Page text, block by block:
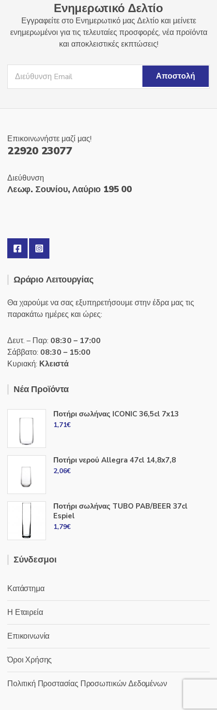
Ενημερωτικό Δελτίο
Εγγραφείτε στο Ενημερωτικό μας Δελτίο και μείνετε
ενημερωμένοι για τις τελευταίες προσφορές, νέα προϊόντα
και αποκλειστικές εκπτώσεις!
Επικοινωνήστε μαζί μας!
22920 23077
Διεύθυνση
Λεωφ. Σουνίου, Λαύριο 195 00
Ωράριο Λειτουργίας
Θα χαρούμε να σας εξυπηρετήσουμε στην έδρα μας τις
παρακάτω ημέρες και ώρες:
Δευτ. – Παρ: 08:30 – 17:00
Σάββατο: 08:30 – 15:00
Κυριακή: Κλειστά
Νέα Προϊόντα
Ποτήρι σωλήνας ICONIC 36,5cl 7x13
1,71€
Ποτήρι νερού Allegra 47cl 14,8x7,8
2,06€
Ποτήρι σωλήνας TUBO PAB/BEER 37cl
Espiel
1,79€
Σύνδεσμοι
Κατάστημα
Η Εταιρεία
Επικοινωνία
Όροι Χρήσης
Πολιτική Προστασίας Προσωπικών Δεδομένων